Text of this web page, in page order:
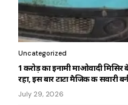
Uncategorized
₹1 करोड़ का इनामी माओवादी
रहा, इस बार टाटा मैजिक की सवारी
July 29, 2026